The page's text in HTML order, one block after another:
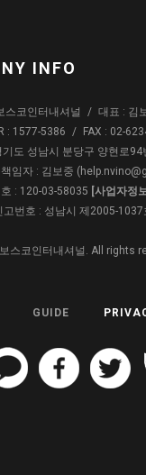
INFO
스코인터내셔널 / 대표 : 김
: 1577-5386 /
FAX : 02-
기도 성남시 분당구 양현로
임자 : 김보중 (
: 120-03-58035 [사업자정
고번호 : 성남시 제2005-1037
스코인터내셔널. All rights
GUIDE